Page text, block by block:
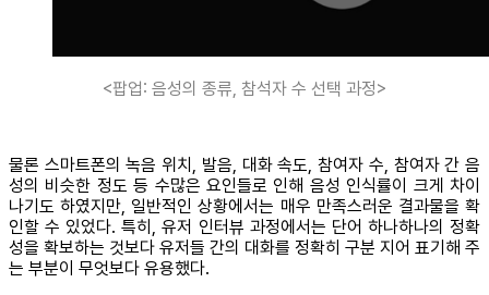
<팝업: 음성의 종류, 참석자 수 선택 과정>
물론 스마트폰의 녹음 위치, 발음, 대화 속도, 참여자 수, 참여자 간 음
성의 비슷한 정도 등 수많은 요인들로 인해 음성 인식률이 크게 차이
나기도 하였지만, 일반적인 상황에서는 매우 만족스러운 결과물을 확
인할 수 있었다. 특히, 유저 인터뷰 과정에서는 단어 하나하나의 정확
성을 확보하는 것보다 유저들 간의 대화를 정확히 구분 지어 표기해 주
는 부분이 무엇보다 유용했다.